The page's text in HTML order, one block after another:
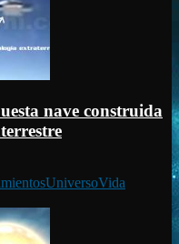
nave construida
UniversoVida